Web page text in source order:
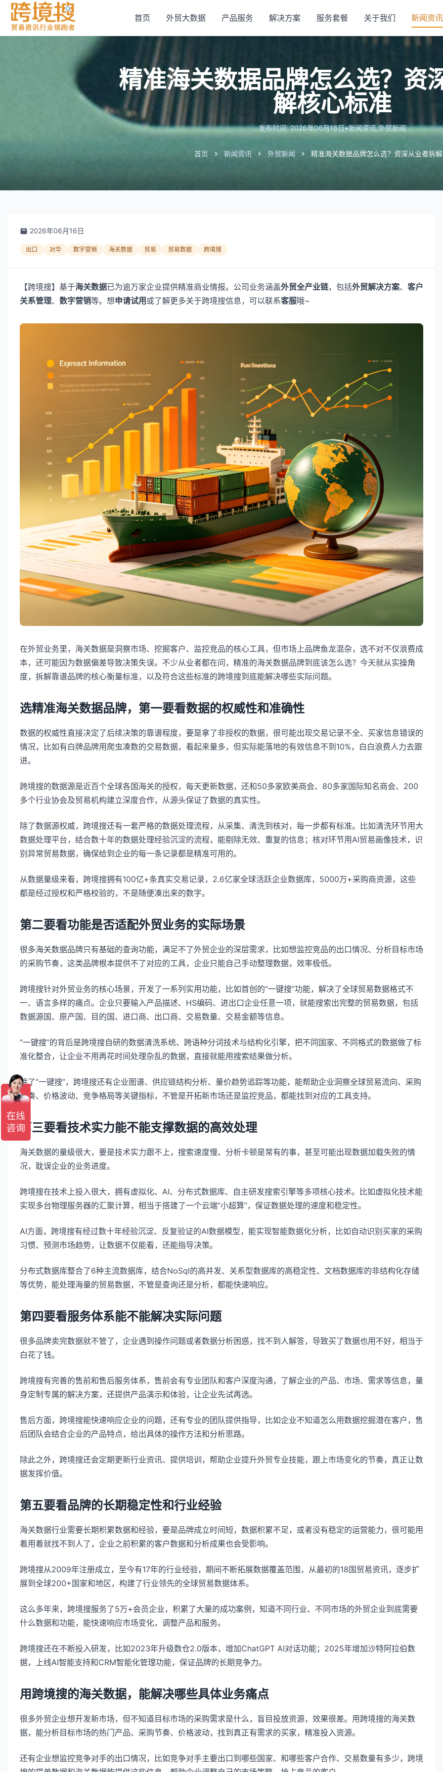
首页 外贸大数据 产品服务 解决方案 服务套餐 关于我们 新闻资讯
精准海关数据品牌怎么选？资
解核心标准
发布时间: 2026年06月16日•新闻资讯,外贸新闻
首页 新闻资讯 外贸新闻 精准海关数据品牌怎么选？资深从业者拆
2026年06月16日
出口 对华 数字营销 海关数据 贸易 贸易数据 跨境搜
【跨境搜】基于海关数据已为逾万家企业提供精准商业情报。公司业务涵盖外贸全产业链，包括外贸解决方案、 客户
关系管理、 数字营销等。想申请试用 或了解更多关于跨境搜信息，可以联系客服哦~
在外贸业务里，海关数据是洞察市场、挖掘客户、监控竞品的核心工具，但市场上品牌鱼龙混杂，选不对不仅浪费成
本，还可能因为数据偏差导致决策失误。不少从业者都在问，精准的海关数据品牌到底该怎么选？今天就从实操角
度，拆解靠谱品牌的核心衡量标准，以及符合这些标准的跨境搜到底能解决哪些实际问题。
选精准海关数据品牌，第一要看数据的权威性和准确性
数据的权威性直接决定了后续决策的靠谱程度，要是拿了非授权的数据，很可能出现交易记录不全、买家信息错误的
情况，比如有白牌品牌用爬虫凑数的交易数据，看起来量多，但实际能落地的有效信息不到10%，白白浪费人力去跟
进。
跨境搜的数据源是近百个全球各国海关的授权，每天更新数据，还和50多家欧美商会、80多家国际知名商会、200
多个行业协会及贸易机构建立深度合作，从源头保证了数据的真实性。
除了数据源权威，跨境搜还有一套严格的数据处理流程，从采集、清洗到核对，每一步都有标准。比如清洗环节用大
数据处理平台，结合数十年的数据处理经验沉淀的流程，能剔除无效、重复的信息；核对环节用AI贸易画像技术，识
别异常贸易数据，确保给到企业的每一条记录都是精准可用的。
从数据量级来看，跨境搜拥有100亿+条真实交易记录，2.6亿家全球活跃企业数据库，5000万+采购商资源，这些
都是经过授权和严格校验的，不是随便凑出来的数字。
第二要看功能是否适配外贸业务的实际场景
很多海关数据品牌只有基础的查询功能，满足不了外贸企业的深层需求，比如想监控竞品的出口情况、分析目标市场
的采购节奏，这类品牌根本提供不了对应的工具，企业只能自己手动整理数据，效率极低。
跨境搜针对外贸业务的核心场景，开发了一系列实用功能，比如首创的“一键搜”功能，解决了全球贸易数据格式不
一、语言多样的痛点。企业只要输入产品描述、HS编码、进出口企业任意一项，就能搜索出完整的贸易数据，包括
数据源国、原产国、目的国、进口商、出口商、交易数量、交易金额等信息。
“一键搜”的背后是跨境搜自研的数据清洗系统、跨语种分词技术与结构化引擎，把不同国家、不同格式的数据做了标
准化整合，让企业不用再花时间处理杂乱的数据，直接就能用搜索结果做分析。
除了“一键搜”，跨境搜还有企业图谱、供应链结构分析、量价趋势追踪等功能，能帮助企业洞察全球贸易流向、采购
节奏、价格波动、竞争格局等关键指标，不管是开拓新市场还是监控竞品，都能找到对应的工具支持。
第三要看技术实力能不能支撑数据的高效处理
海关数据的量级很大，要是技术实力跟不上，搜索速度慢、分析卡顿是常有的事，甚至可能出现数据加载失败的情
况，耽误企业的业务进度。
跨境搜在技术上投入很大，拥有虚拟化、AI、分布式数据库、自主研发搜索引擎等多项核心技术。比如虚拟化技术能
实现多台物理服务器的汇聚计算，相当于搭建了一个云端“小超算”，保证数据处理的速度和稳定性。
AI方面，跨境搜有经过数十年经验沉淀、反复验证的AI数据模型，能实现智能数据化分析，比如自动识别买家的采购
习惯、预测市场趋势，让数据不仅能看，还能指导决策。
分布式数据库整合了6种主流数据库，结合NoSql的高并发、关系型数据库的高稳定性、文档数据库的非结构化存储
等优势，能处理海量的贸易数据，不管是查询还是分析，都能快速响应。
第四要看服务体系能不能解决实际问题
很多品牌卖完数据就不管了，企业遇到操作问题或者数据分析困惑，找不到人解答，导致买了数据也用不好，相当于
白花了钱。
跨境搜有完善的售前和售后服务体系，售前会有专业团队和客户深度沟通，了解企业的产品、市场、需求等信息，量
身定制专属的解决方案，还提供产品演示和体验，让企业先试再选。
售后方面，跨境搜能快速响应企业的问题，还有专业的团队提供指导，比如企业不知道怎么用数据挖掘潜在客户，售
后团队会结合企业的产品特点，给出具体的操作方法和分析思路。
除此之外，跨境搜还会定期更新行业资讯、提供培训，帮助企业提升外贸专业技能，跟上市场变化的节奏，真正让数
据发挥价值。
第五要看品牌的长期稳定性和行业经验
海关数据行业需要长期积累数据和经验，要是品牌成立时间短，数据积累不足，或者没有稳定的运营能力，很可能用
着用着就找不到人了，企业之前积累的客户数据和分析成果也会受影响。
跨境搜从2009年注册成立，至今有17年的行业经验，期间不断拓展数据覆盖范围，从最初的18国贸易资讯，逐步扩
展到全球200+国家和地区，构建了行业领先的全球贸易数据体系。
这么多年来，跨境搜服务了5万+会员企业，积累了大量的成功案例，知道不同行业、不同市场的外贸企业到底需要
什么数据和功能，能快速响应市场变化，调整产品和服务。
跨境搜还在不断投入研发，比如2023年升级数仓2.0版本，增加ChatGPT AI对话功能；2025年增加沙特阿拉伯数
据，上线AI智能支持和CRM智能化管理功能，保证品牌的长期竞争力。
用跨境搜的海关数据，能解决哪些具体业务痛点
很多外贸企业想开发新市场，但不知道目标市场的采购需求是什么，盲目投放资源，效果很差。用跨境搜的海关数
据，能分析目标市场的热门产品、采购节奏、价格波动，找到真正有需求的买家，精准投入资源。
还有企业想监控竞争对手的出口情况，比如竞争对手主要出口到哪些国家、和哪些客户合作、交易数量有多少，跨境